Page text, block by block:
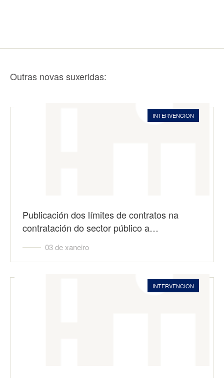
Outras novas suxeridas:
INTERVENCION
Publicación dos límites de contratos na
contratación do sector público a…
03 de xaneiro
INTERVENCION